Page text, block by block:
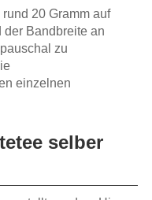
20 Gramm auf
der Bandbreite an
zu
einzelnen
selber